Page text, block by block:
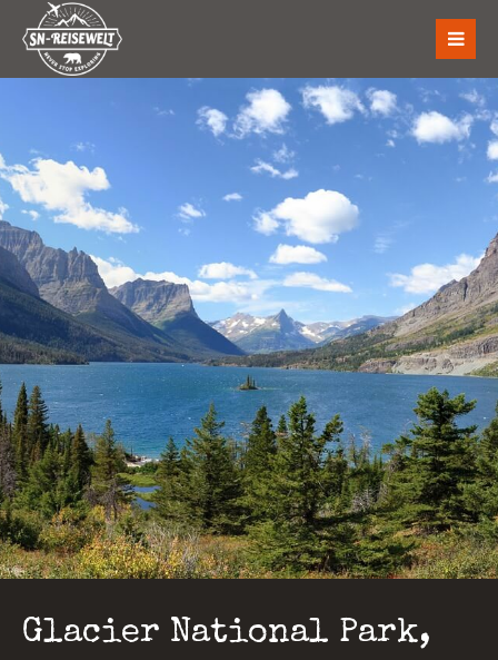
Der Eintrag "offcanvas-col1" existiert leider nicht.
Der Eintrag "offcanvas-col2" existiert leider nicht.
Der Eintrag "offcanvas-col3" existiert leider nicht.
Der Eintrag "offcanvas-col4" existiert leider nicht.
Glacier National Park,